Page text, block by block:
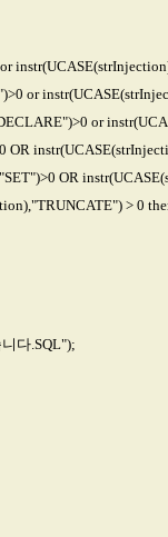
or
or
OR
OR
> 0
다.SQL");